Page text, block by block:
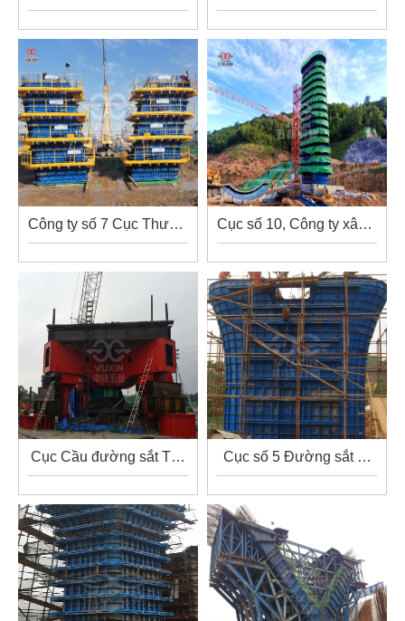
Công ty số 7 Cục Thượ… Cục số 10, Công ty xây …
Cục Cầu đường sắt T… Cục số 5 Đường sắt …